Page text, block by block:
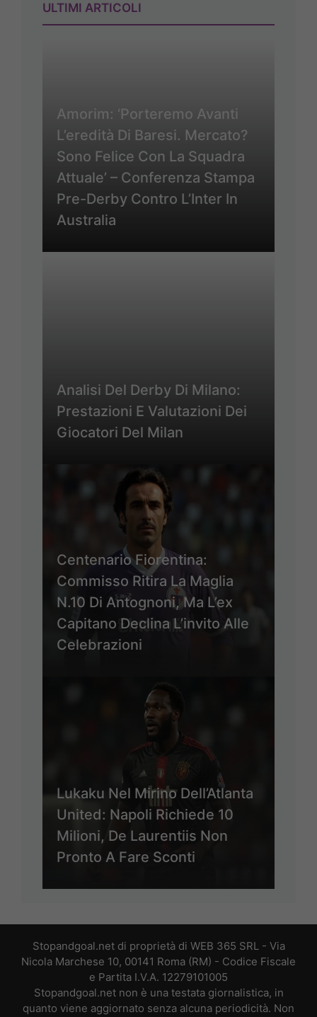
ULTIMI ARTICOLI
Amorim: ‘Porteremo Avanti
L’eredità Di Baresi. Mercato?
Sono Felice Con La Squadra
Attuale’ – Conferenza Stampa
Pre-Derby Contro L’Inter In
Australia
Analisi Del Derby Di Milano:
Prestazioni E Valutazioni Dei
Giocatori Del Milan
Centenario Fiorentina:
Commisso Ritira La Maglia
N.10 Di Antognoni, Ma L’ex
Capitano Declina L’invito Alle
Celebrazioni
Lukaku Nel Mirino Dell’Atlanta
United: Napoli Richiede 10
Milioni, De Laurentiis Non
Pronto A Fare Sconti
Stopandgoal.net di proprietà di WEB 365 SRL - Via
Nicola Marchese 10, 00141 Roma (RM) - Codice Fiscale
e Partita I.V.A. 12279101005
Stopandgoal.net non è una testata giornalistica, in
quanto viene aggiornato senza alcuna periodicità. Non